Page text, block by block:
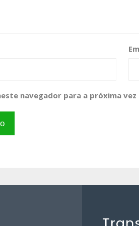
navegador para a próxima